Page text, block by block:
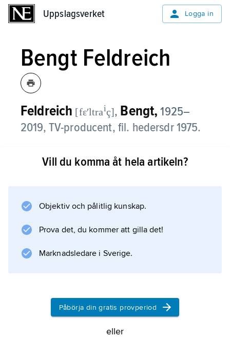
Uppslagsverket Logga in
Bengt Feldreich
Feldreich [fɛʹltraiç], Bengt, 1925–
2019, TV-producent, fil. hedersdr 1975.
1950–86 verksam vid Sveriges Radio som
samtalet med Nobelpristagare i ”Snillen
känd.
Vill du komma åt hela artikeln?
Objektiv och pålitlig kunskap.
Prova det, du kommer att gilla det!
Marknadsledare i Sverige.
Påbörja din gratis provperiod
eller